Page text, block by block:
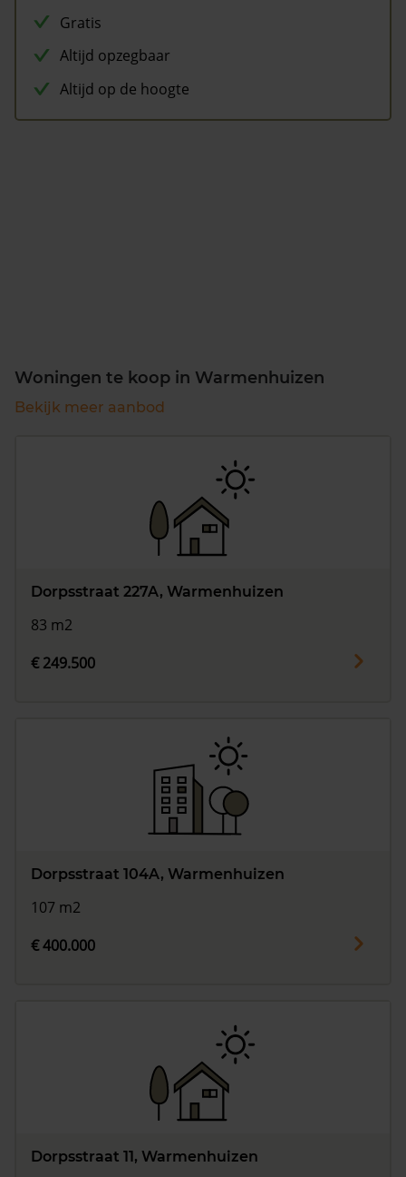
Gratis
Altijd opzegbaar
Altijd op de hoogte
Woningen te koop in Warmenhuizen
Bekijk meer aanbod
Dorpsstraat 227A, Warmenhuizen
83 m2
€ 249.500
Dorpsstraat 104A, Warmenhuizen
107 m2
€ 400.000
Dorpsstraat 11, Warmenhuizen